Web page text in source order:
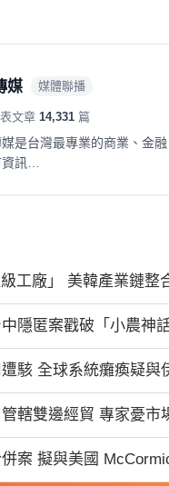
媒 媒體聯播
文章 14,331 篇
是台灣最專業的商業、金
訊…
工廠」 美韓產業鏈整
隱匿案戳破「小農
駭 全球系統癱瘓疑與
轄雙邊經貿 專家憂市
案 擬與美國